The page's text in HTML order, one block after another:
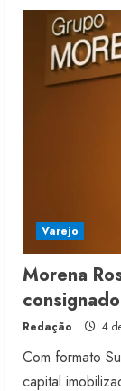
5
Varejo
Morena
consignado
Redação 4
Com formato
capital